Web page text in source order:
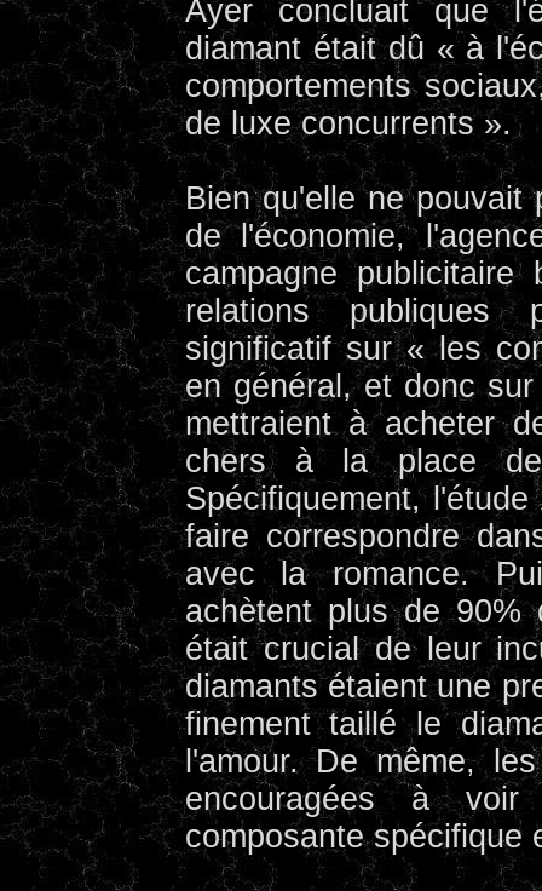
Ayer concluait que
diamant était dû « à
comportements
de luxe concurrents ».
Bien qu'elle ne
de l'économie,
campagne
relations publiques
significatif sur « les
en général, et donc
mettraient à acheter
chers à la place
Spécifiquement,
faire correspondre
avec la romance.
achètent plus de
était crucial de leur
diamants étaient une
finement taillé le
l'amour. De même,
encouragées à
composante spécifique